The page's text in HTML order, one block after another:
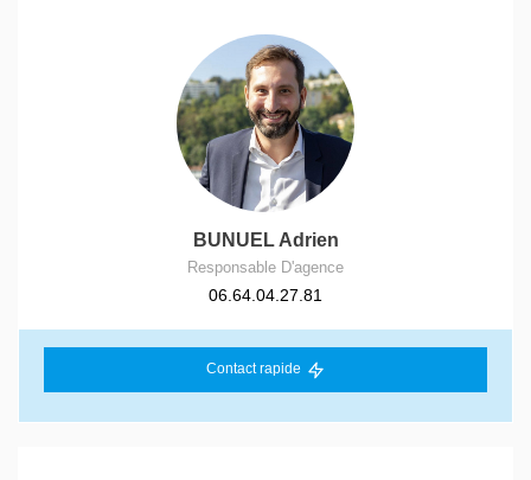
BUNUEL Adrien
Responsable D'agence
06.64.04.27.81
Contact rapide